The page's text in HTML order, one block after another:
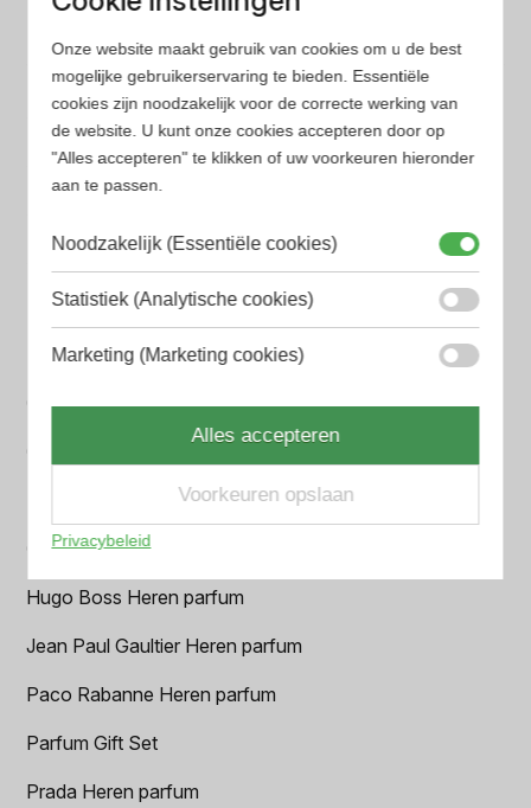
Populaire herengeuren
Amouage Heren parfum
Aramis Heren parfum
Azzaro Heren parfum
BALR. Heren parfum
BVLGARI Heren parfum
Chanel Heren parfum
Creed heren parfum
Dior Heren parfum
Geurpakket
Hugo Boss Heren parfum
Jean Paul Gaultier Heren parfum
Paco Rabanne Heren parfum
Parfum Gift Set
Prada Heren parfum
Onze website maakt gebruik van cookies om u de best
mogelijke gebruikerservaring te bieden. Essentiële
cookies zijn noodzakelijk voor de correcte werking van
de website. U kunt onze cookies accepteren door op
"Alles accepteren" te klikken of uw voorkeuren hieronder
aan te passen.
Noodzakelijk (Essentiële cookies)
Statistiek (Analytische cookies)
Marketing (Marketing cookies)
Alles accepteren
Voorkeuren opslaan
Privacybeleid